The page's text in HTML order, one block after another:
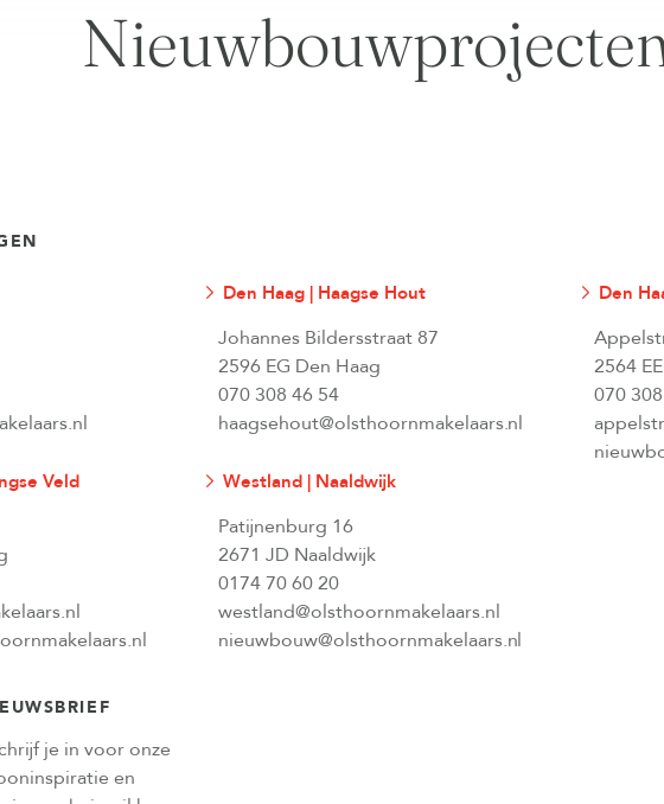
Den Haag | Haagse Hout
Johannes Bildersstraat 87
2596 EG Den Haag
070 308 46 54
haagsehout@olsthoornmakelaars.nl
Den
2564
070
Veld Westland | Naaldwijk
Patijnenburg 16
2671 JD Naaldwijk
0174 70 60 20
westland@olsthoornmakelaars.nl
nieuwbouw@olsthoornmakelaars.nl
je in voor onze
en